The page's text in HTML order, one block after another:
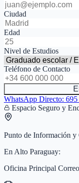
Ciudad
Edad
Nivel de Estudios
Teléfono de Contacto
WhatsApp Directo: 695
Espacio Seguro y
Punto de Información
En Alto Paraguay:
Oficina Principal